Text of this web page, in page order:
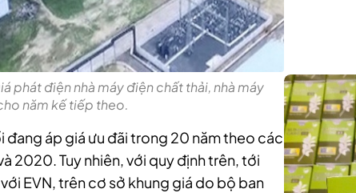
phát điện nhà máy điện chất thải, nhà máy
năm kế tiếp theo.
đang áp giá ưu đãi trong 20 năm theo các
2020. Tuy nhiên, với quy định trên, tới
EVN, trên cơ sở khung giá do bộ ban